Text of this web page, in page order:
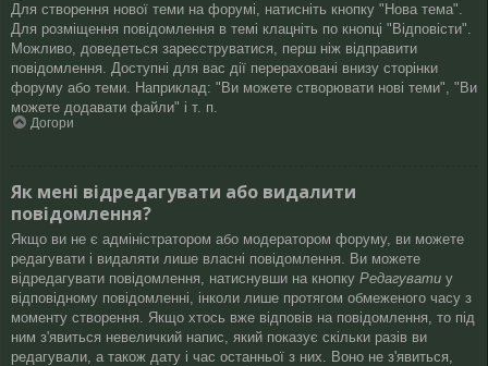
Для створення нової теми на форумі, натисніть кнопку "Нова тема".
Для розміщення повідомлення в темі клацніть по кнопці "Відповісти".
Можливо, доведеться зареєструватися, перш ніж відправити
повідомлення. Доступні для вас дії перераховані внизу сторінки
форуму або теми. Наприклад: "Ви можете створювати нові теми", "Ви
можете додавати файли" і т. п.
Догори
Як мені відредагувати або видалити
повідомлення?
Якщо ви не є адміністратором або модератором форуму, ви можете
редагувати і видаляти лише власні повідомлення. Ви можете
відредагувати повідомлення, натиснувши на кнопку Редагувати у
відповідному повідомленні, інколи лише протягом обмеженого часу з
моменту створення. Якщо хтось вже відповів на повідомлення, то під
ним з'явиться невеличкий напис, який показує скільки разів ви
редагували, а також дату і час останньої з них. Воно не з'явиться,